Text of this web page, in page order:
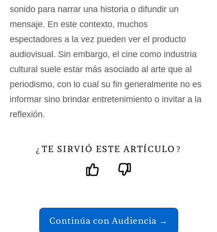
sonido para narrar una historia o difundir un
mensaje. En este contexto, muchos
espectadores a la vez pueden ver el producto
audiovisual. Sin embargo, el cine como industria
cultural suele estar más asociado al arte que al
periodismo, con lo cual su fin generalmente no es
informar sino brindar entretenimiento o invitar a la
reflexión.
¿ TE SIRVIÓ ESTE ARTÍCULO ?
Continúa con Audiencia →